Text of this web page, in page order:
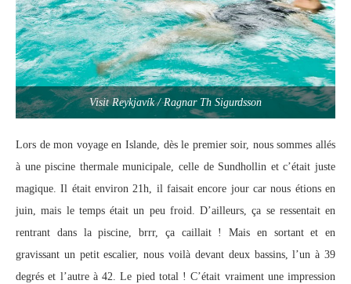
Visit Reykjavík / Ragnar Th Sigurdsson
Lors de mon voyage en Islande, dès le premier soir, nous sommes allés
à une piscine thermale municipale, celle de Sundhollin et c’était juste
magique. Il était environ 21h, il faisait encore jour car nous étions en
juin, mais le temps était un peu froid. D’ailleurs, ça se ressentait en
rentrant dans la piscine, brrr, ça caillait ! Mais en sortant et en
gravissant un petit escalier, nous voilà devant deux bassins, l’un à 39
degrés et l’autre à 42. Le pied total ! C’était vraiment une impression